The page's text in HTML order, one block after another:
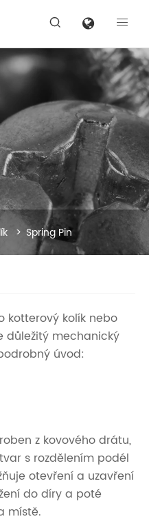
 
Spring Pin
kotterový kolík nebo
důležitý mechanický
úvod:
z kovového drátu,
s rozdělením podél
otevření a uzavření
do díry a poté
místě.